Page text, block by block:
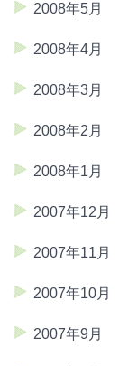
2008年5月
2008年4月
2008年3月
2008年2月
2008年1月
2007年12月
2007年11月
2007年10月
2007年9月